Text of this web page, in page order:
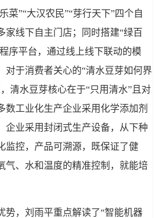
菜”“大汉农民”“芽行天下”四个自
家线下自主门店；同时搭建“绿百
序平台，通过线上线下联动的模
对于消费者关心的“清水豆芽如何界
清水豆芽核心在于“只用清水”且对
数工业化生产企业采用化学添加剂
企业采用封闭式生产设备，从下种
监控，产品可溯源，既保证了健
气、水和温度的精准控制，就能培
势，刘雨平重点解读了“智能机器